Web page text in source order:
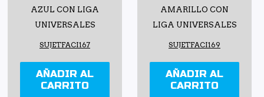
AZUL CON LIGA
UNIVERSALES
SUJETFACI167
AÑADIR AL
CARRITO
AMARILLO CON
LIGA UNIVERSALES
SUJETFACI169
AÑADIR AL
CARRITO